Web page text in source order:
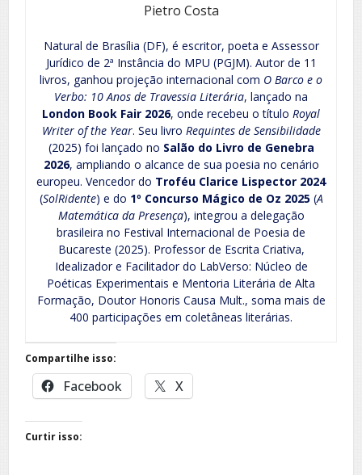
Pietro Costa
Natural de Brasília (DF), é escritor, poeta e Assessor
Jurídico de 2ª Instância do MPU (PGJM). Autor de 11
livros, ganhou projeção internacional com O Barco e o
Verbo: 10 Anos de Travessia Literária, lançado na
London Book Fair 2026, onde recebeu o título Royal
Writer of the Year. Seu livro Requintes de Sensibilidade
(2025) foi lançado no Salão do Livro de Genebra
2026, ampliando o alcance de sua poesia no cenário
europeu. Vencedor do Troféu Clarice Lispector 2024
(SolRidente) e do 1º Concurso Mágico de Oz 2025(A
Matemática da Presença), integrou a delegação
brasileira no Festival Internacional de Poesia de
Bucareste (2025). Professor de Escrita Criativa,
Idealizador e Facilitador do LabVerso: Núcleo de
Poéticas Experimentais e Mentoria Literária de Alta
Formação, Doutor Honoris Causa Mult., soma mais de
400 participações em coletâneas literárias.
Compartilhe isso:
Facebook X
Curtir isso: